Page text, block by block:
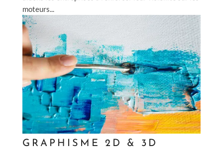
moteurs...
GRAPHISME 2D & 3D